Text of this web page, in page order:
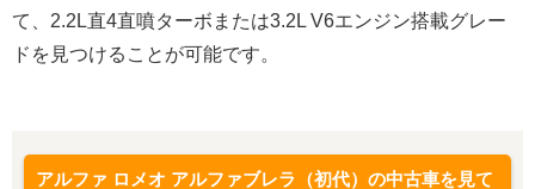
て、2.2L直4直噴ターボまたは3.2L V6エンジン搭載グレー
ドを見つけることが可能です。
アルファ ロメオ アルファブレラ（初代）の中古車を見て